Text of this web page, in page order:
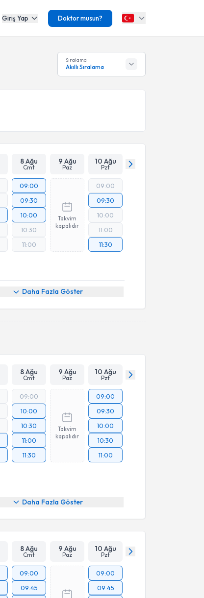
Giriş Yap Doktor musun?
Sıralama
Akıllı Sıralama
8 Ağu
Cmt
9 Ağu
Paz
10 Ağu
Pzt
09:00
09:30
10:00
10:30
11:00
Takvim
kapalıdır
09:00
09:30
10:00
11:00
11:30
Daha Fazla Göster
8 Ağu
Cmt
9 Ağu
Paz
10 Ağu
Pzt
09:00
10:00
10:30
11:00
11:30
Takvim
kapalıdır
09:00
09:30
10:00
10:30
11:00
Daha Fazla Göster
8 Ağu
Cmt
9 Ağu
Paz
10 Ağu
Pzt
09:00
09:45
09:00
09:45